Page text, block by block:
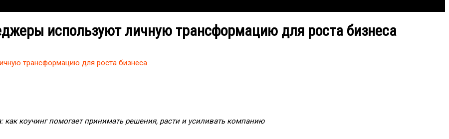
используют личную трансформацию для роста бизнеса
трансформацию для роста бизнеса
коучинг помогает принимать решения, расти и усиливать компанию